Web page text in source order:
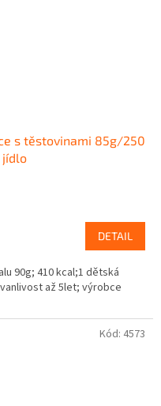
s těstovinami 85g/250
jídlo
DETAIL
90g; 410 kcal;1 dětská
až 5let; výrobce
Kód: 4573